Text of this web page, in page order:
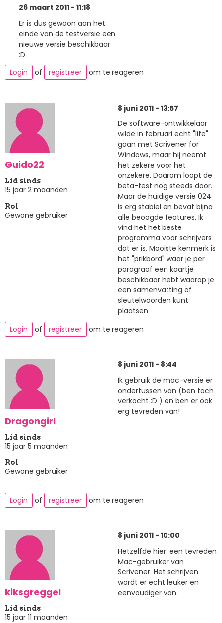
26 maart 2011 - 11:18
Er is dus gewoon aan het
einde van de testversie een
nieuwe versie beschikbaar
:D.
Login
of registreer om te reageren
Guido22
Lid sinds
15 jaar 2 maanden
Rol
Gewone gebruiker
8 juni 2011 - 13:57
De software-ontwikkelaar
wilde in februari echt "life"
gaan met Scrivener for
Windows, maar hij neemt
het zekere voor het
onzekere. Daarom loopt de
beta-test nog steeds door.
Maar de huidige versie 024
is erg stabiel en bevat bijna
alle beoogde features. Ik
vind het het beste
programma voor schrijvers
dat er is. Mooiste kenmerk is
het "prikbord" waar je per
paragraaf een kaartje
beschikbaar hebt waarop je
een samenvatting of
sleutelwoorden kunt
plaatsen.
Login
of registreer om te reageren
Dragongirl
Lid sinds
15 jaar 5 maanden
Rol
Gewone gebruiker
8 juni 2011 - 8:44
Ik gebruik de mac-versie er
ondertussen van (ben toch
verkocht :D ) en ben er ook
erg tevreden van!
Login of registreer om te reageren
kiksgreggel
Lid sinds
15 jaar 11 maanden
8 juni 2011 - 10:00
Hetzelfde hier: een tevreden
Mac-gebruiker van
Scrivener. Het schrijven
wordt er echt leuker en
eenvoudiger van.